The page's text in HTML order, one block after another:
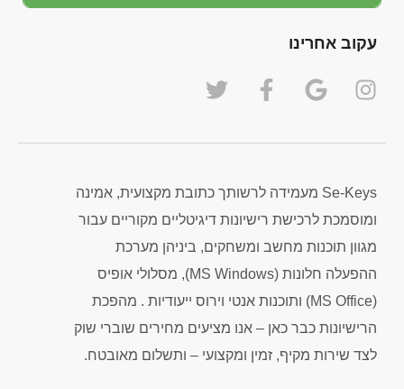
עקוב אחרינו
Se-Keys מעמידה לרשותך כתובת מקצועית, אמינה
ומוסמכת לרכישת רישיונות דיגיטליים מקוריים עבור
מגוון תוכנות מחשב ומשחקים, ביניהן מערכת
ההפעלה חלונות (MS Windows), מסלולי אופיס
(MS Office) ותוכנות אנטי וירוס ייעודיות . מהפכת
הרישיונות כבר כאן – אנו מציעים מחירים שוברי שוק
לצד שירות מקיף, זמין ומקצועי – ותשלום מאובטח.